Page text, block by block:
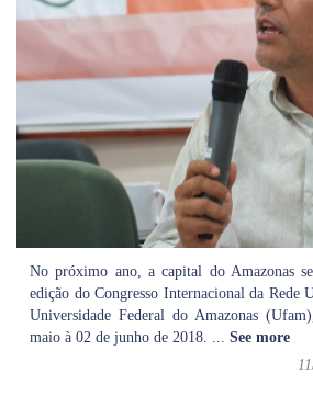
No próximo ano, a capital do Amazonas
edição do Congresso Internacional da Rede
Universidade Federal do Amazonas
maio à 02 de junho de 2018. ... See more